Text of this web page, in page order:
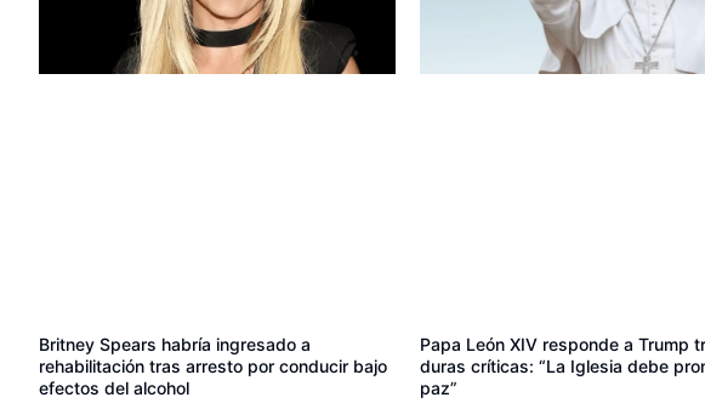
Britney Spears habría ingresado a
rehabilitación tras arresto por conducir bajo
efectos del alcohol
Papa León XIV responde a Trump
duras críticas: “La Iglesia debe
paz”